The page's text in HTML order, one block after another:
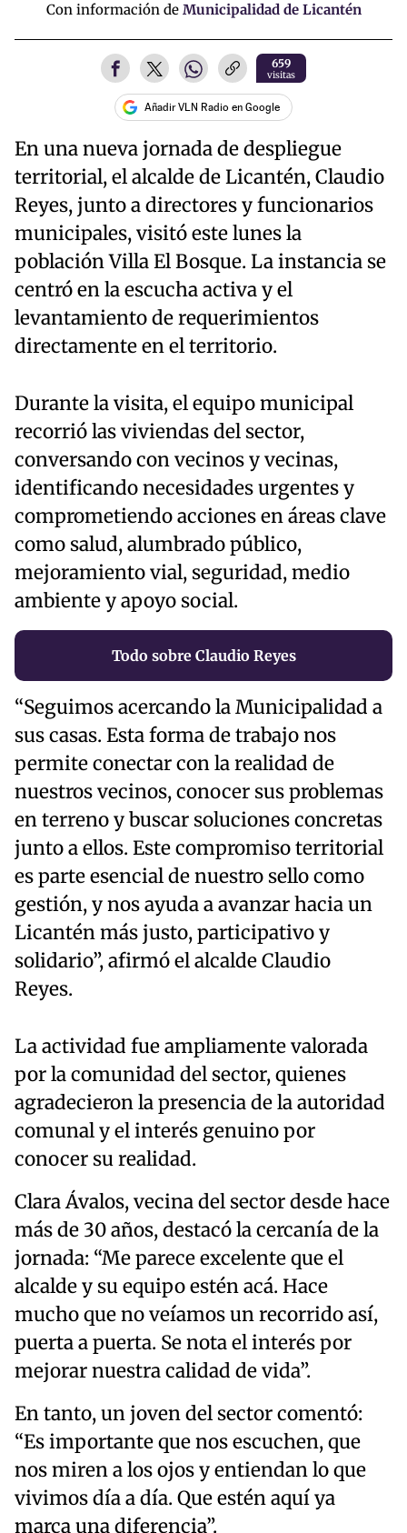
Con información de Municipalidad de Licantén
659
visitas
Añadir VLN Radio en Google
En una nueva jornada de despliegue
territorial, el alcalde de Licantén, Claudio
Reyes, junto a directores y funcionarios
municipales, visitó este lunes la
población Villa El Bosque. La instancia se
centró en la escucha activa y el
levantamiento de requerimientos
directamente en el territorio.
Durante la visita, el equipo municipal
recorrió las viviendas del sector,
conversando con vecinos y vecinas,
identificando necesidades urgentes y
comprometiendo acciones en áreas clave
como salud, alumbrado público,
mejoramiento vial, seguridad, medio
ambiente y apoyo social.
Todo sobre Claudio Reyes
“Seguimos acercando la Municipalidad a
sus casas. Esta forma de trabajo nos
permite conectar con la realidad de
nuestros vecinos, conocer sus problemas
en terreno y buscar soluciones concretas
junto a ellos. Este compromiso territorial
es parte esencial de nuestro sello como
gestión, y nos ayuda a avanzar hacia un
Licantén más justo, participativo y
solidario”, afirmó el alcalde Claudio
Reyes.
La actividad fue ampliamente valorada
por la comunidad del sector, quienes
agradecieron la presencia de la autoridad
comunal y el interés genuino por
conocer su realidad.
Clara Ávalos, vecina del sector desde hace
más de 30 años, destacó la cercanía de la
jornada: “Me parece excelente que el
alcalde y su equipo estén acá. Hace
mucho que no veíamos un recorrido así,
puerta a puerta. Se nota el interés por
mejorar nuestra calidad de vida”.
En tanto, un joven del sector comentó:
“Es importante que nos escuchen, que
nos miren a los ojos y entiendan lo que
vivimos día a día. Que estén aquí ya
marca una diferencia”.